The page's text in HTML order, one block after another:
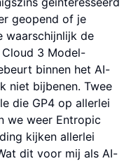
geopend of je
waarschijnlijk de
Cloud 3 Model-
binnen het AI-
niet bijbenen. Twee
die GP4 op allerlei
we weer Entropic
kijken allerlei
dit voor mij als AI-